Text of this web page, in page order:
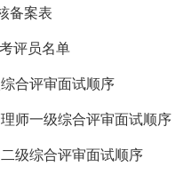
备案表
评员名单
合评审面试顺序
师一级综合评审面试顺序
级综合评审面试顺序